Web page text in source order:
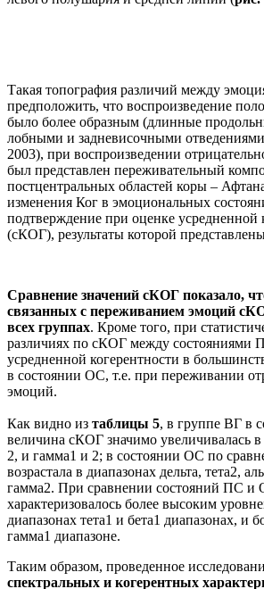
Такая топография различий между
предположить, что воспроизведение
было более образным (длинные
лобными и задневисочными
2003), при воспроизведении
был представлен переживательный
постцентральных областей коры –
изменения Ког в эмоциональных
подтверждение при оценке усредненной
(сКОГ), результаты которой
Сравнение значений сКОГ показало,
связанных с переживанием эмоций
всех группах. Кроме того, при
различиях по сКОГ между состояниями
усредненной когерентности в
в состоянии ОС, т.е. при переживании
эмоций.
Как видно из таблицы 5, в группе ВГ в
величина сКОГ значимо увеличивалась в
2, и гамма1 и 2; в состоянии ОС по
возрастала в диапазонах дельта, тета2,
гамма2. При сравнении состояний ПС и
характеризовалось более высоким
диапазонах тета1 и бета1 диапазонах, и
гамма1 диапазоне.
Таким образом, проведенное
спектральных и когерентных